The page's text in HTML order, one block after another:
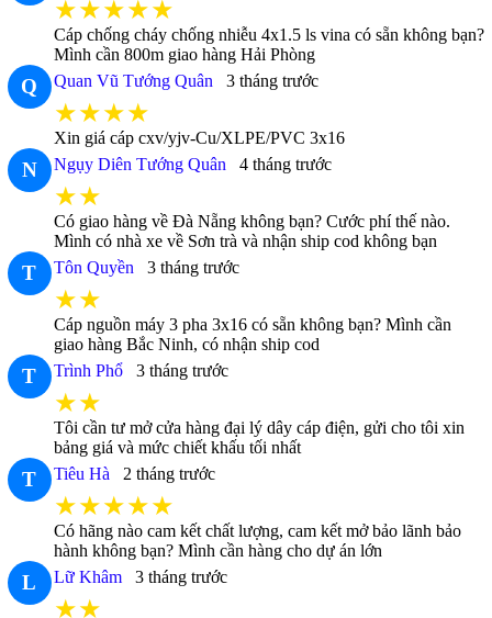
★★★★★
Cáp chống cháy chống nhiễu 4x1.5 ls vina có sẵn không bạn?
Mình cần 800m giao hàng Hải Phòng
Q Quan Vũ Tướng Quân 3 tháng trước
★★★★
Xin giá cáp cxv/yjv-Cu/XLPE/PVC 3x16
N Ngụy Diên Tướng Quân 4 tháng trước
★★
Có giao hàng về Đà Nẵng không bạn? Cước phí thế nào.
Mình có nhà xe về Sơn trà và nhận ship cod không bạn
T Tôn Quyền 3 tháng trước
★★
Cáp nguồn máy 3 pha 3x16 có sẵn không bạn? Mình cần
giao hàng Bắc Ninh, có nhận ship cod
T Trình Phổ 3 tháng trước
★★
Tôi cần tư mở cửa hàng đại lý dây cáp điện, gửi cho tôi xin
bảng giá và mức chiết khấu tối nhất
T Tiêu Hà 2 tháng trước
★★★★★
Có hãng nào cam kết chất lượng, cam kết mở bảo lãnh bảo
hành không bạn? Mình cần hàng cho dự án lớn
L Lữ Khâm 3 tháng trước
★★